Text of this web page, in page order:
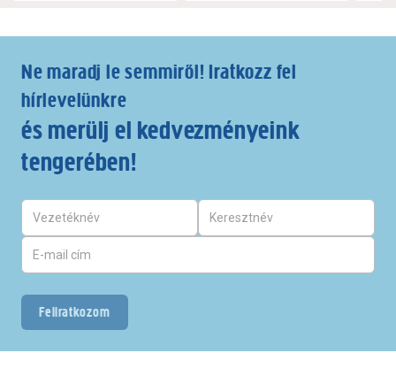
Ne maradj le semmiről! Iratkozz fel
hírlevelünkre
és merülj el kedvezményeink
tengerében!
Feliratkozom